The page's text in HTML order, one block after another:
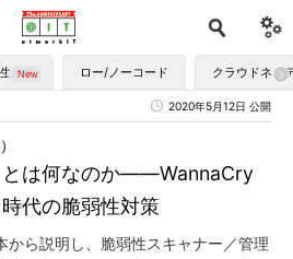
かす ロー/ノーコード クラウドネイ
2020年5月12日 公開
とは何なのか――WannaCry
代の脆弱性対策
から説明し、脆弱性スキャナー／管理